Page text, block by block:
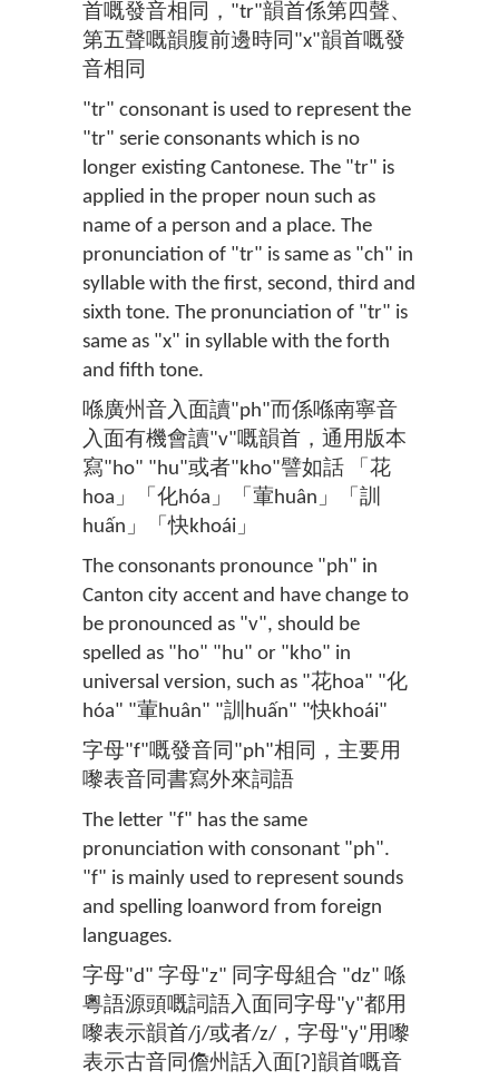
首嘅發音相同，"tr"韻首係第四聲、
第五聲嘅韻腹前邊時同"x"韻首嘅發
音相同
"tr" consonant is used to represent the
"tr" serie consonants which is no
longer existing Cantonese. The "tr" is
applied in the proper noun such as
name of a person and a place. The
pronunciation of "tr" is same as "ch" in
syllable with the first, second, third and
sixth tone. The pronunciation of "tr" is
same as "x" in syllable with the forth
and fifth tone.
喺廣州音入面讀"ph"而係喺南寧音
入面有機會讀"v"嘅韻首，通用版本
寫"ho" "hu"或者"kho"譬如話 「花
hoa」「化hóa」「葷huân」「訓
huấn」「快khoái」
The consonants pronounce "ph" in
Canton city accent and have change to
be pronounced as "v", should be
spelled as "ho" "hu" or "kho" in
universal version, such as "花hoa" "化
hóa" "葷huân" "訓huấn" "快khoái"
字母"f"嘅發音同"ph"相同，主要用
嚟表音同書寫外來詞語
The letter "f" has the same
pronunciation with consonant "ph".
"f" is mainly used to represent sounds
and spelling loanword from foreign
languages.
字母"d" 字母"z" 同字母組合 "dz" 喺
粵語源頭嘅詞語入面同字母"y"都用
嚟表示韻首/j/或者/z/，字母"y"用嚟
表示古音同儋州話入面[ʔ]韻首嘅音